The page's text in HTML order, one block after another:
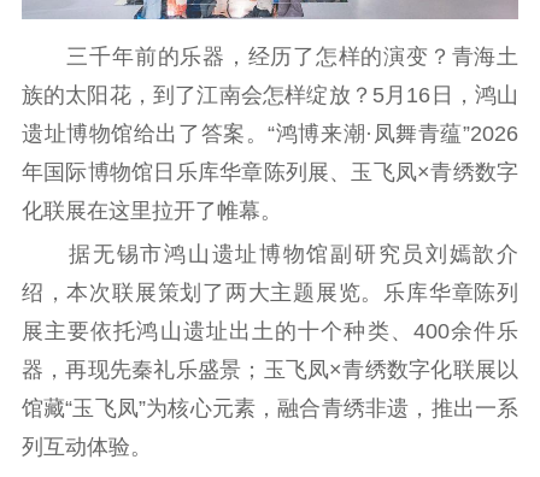
江苏文脉
资料下载
新闻宣传
主题宣传 对外宣传
新闻发布
记者之家
品牌栏目
文化文艺
精品生产 文化惠民
文化传承
精神文明
文明创建
三千年前的乐器，经历了怎样的演变？青海土
族的太阳花，到了江南会怎样绽放？5月16日，鸿山
遗址博物馆给出了答案。“鸿博来潮·凤舞青蕴”2026
年国际博物馆日乐库华章陈列展、玉飞凤×青绣数字
化联展在这里拉开了帷幕。
据无锡市鸿山遗址博物馆副研究员刘嫣歆介
绍，本次联展策划了两大主题展览。乐库华章陈列
展主要依托鸿山遗址出土的十个种类、400余件乐
器，再现先秦礼乐盛景；玉飞凤×青绣数字化联展以
馆藏“玉飞凤”为核心元素，融合青绣非遗，推出一系
列互动体验。